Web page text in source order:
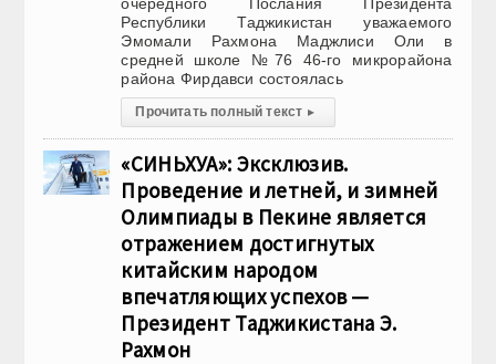
Республики Таджикистан уважаемого
Эмомали Рахмона Маджлиси Оли в
средней школе №76 46-го микрорайона
района Фирдавси состоялась
Прочитать полный текст ▸
«СИНЬХУА»: Эксклюзив.
Проведение и летней, и зимней
Олимпиады в Пекине является
отражением достигнутых
китайским народом
впечатляющих успехов —
Президент Таджикистана Э.
Рахмон